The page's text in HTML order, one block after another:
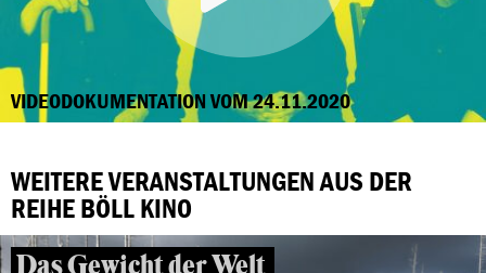
VIDEODOKUMENTATION VOM 24.11.2020
WEITERE VERANSTALTUNGEN AUS DER
REIHE BÖLL KINO
Das Gewicht der Welt